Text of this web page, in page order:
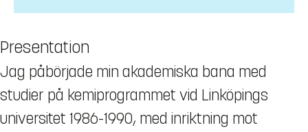
Presentation
Jag påbörjade min akademiska bana med
studier på kemiprogrammet vid Linköpings
universitet 1986-1990, med inriktning mot